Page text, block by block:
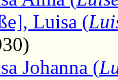
Luisa (
Johanna (